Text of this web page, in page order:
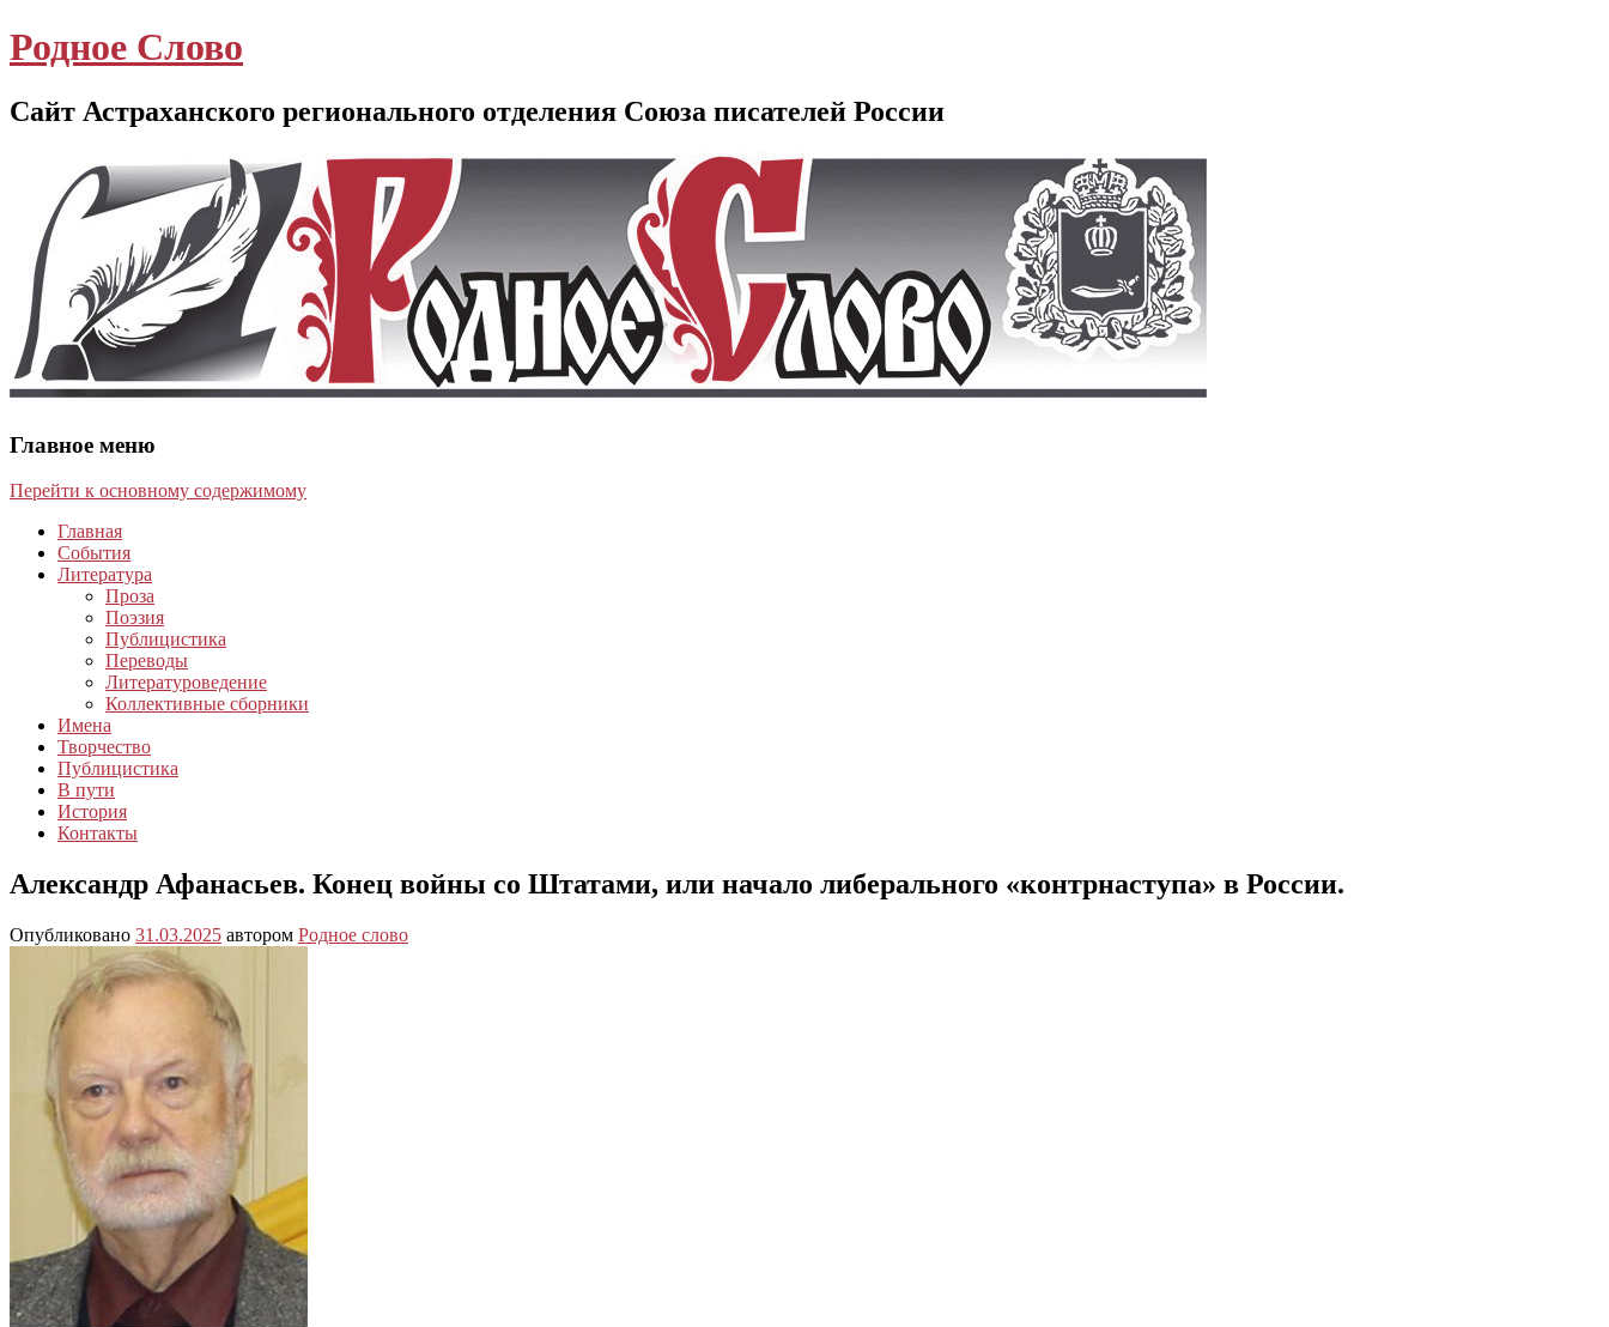
Родное Слово
Сайт Астраханского регионального отделения Союза писателей России
Главное меню
Перейти к основному содержимому
Главная
События
Литература
Проза
Поэзия
Публицистика
Переводы
Литературоведение
Коллективные сборники
Имена
Творчество
Публицистика
В пути
История
Контакты
Александр Афанасьев. Конец войны со Штатами, или начало либерального «контрнаступа» в России.
Опубликовано 31.03.2025 автором Родное слово